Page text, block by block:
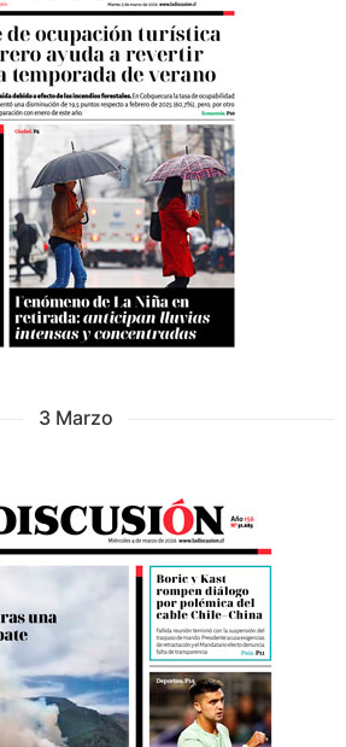
3 Marzo